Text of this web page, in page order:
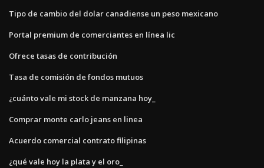
Tipo de cambio del dolar canadiense un peso mexicano
Portal premium de comerciantes en línea lic
Ofrece tasas de contribución
Tasa de comisión de fondos mutuos
¿cuánto vale mi stock de manzana hoy_
Comprar monte carlo jeans en linea
Acuerdo comercial contrato filipinas
¿qué vale hoy la plata y el oro_